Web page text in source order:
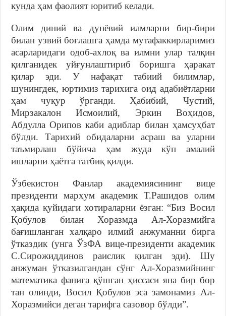
кунда ҳам фаолият юритиб келади.
Олим диний ва дунёвий илмларни бир-бири
билан узвий боғлашга ҳамда мутафаккирларимиз
асарларидаги одоб-ахлоқ ва илмни улар талқин
қилганидек уйғунлаштириб боришга ҳаракат
қилар эди. У нафақат табиий билимлар,
шунингдек, юртимиз тарихига оид адабиётларни
ҳам чуқур ўрганди. Ҳабибий, Чустий,
Мирзакалон Исмоилий, Эркин Воҳидов,
Абдулла Орипов каби адиблар билан ҳамсуҳбат
бўлди. Тарихий обидаларни асраш ва уларни
таъмирлаш бўйича ҳам жуда кўп амалий
ишларни ҳаётга татбиқ қилди.
Ўзбекистон Фанлар академиясининг вице
президенти марҳум академик Т.Рашидов олим
ҳақида қуйидаги хотираларни ёзган: “Биз Восил
Қобулов билан Хоразмда Ал-Хоразмийга
бағишланган халқаро илмий анжуманни бирга
ўтказдик (унга ЎзФА вице-президенти академик
С.Сирожиддинов раислик қилган эди). Шу
анжуман ўтказилгандан сўнг Ал-Хоразмийнинг
математика фанига қўшган ҳиссаси яна бир бор
тан олинди, Восил Қобулов эса замонамиз Ал-
Хоразмийси деган тарифга сазовор бўлди”.